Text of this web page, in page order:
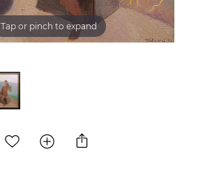
Tap or pinch to expand